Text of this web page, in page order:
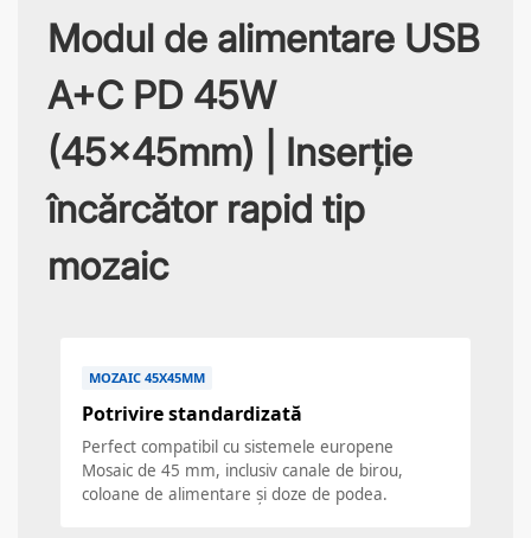
Modul de alimentare USB
A+C PD 45W
(45x45mm) | Inserție
încărcător rapid tip
mozaic
MOZAIC 45X45MM
Potrivire standardizată
Perfect compatibil cu sistemele europene
Mosaic de 45 mm, inclusiv canale de birou,
coloane de alimentare și doze de podea.